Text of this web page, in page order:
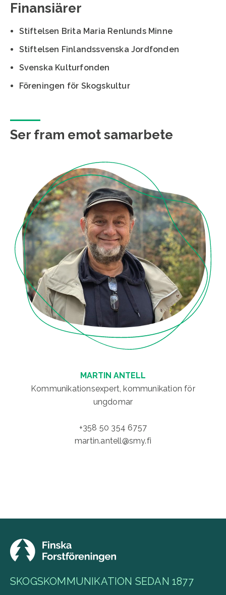
Finansiärer
Stiftelsen Brita Maria Renlunds Minne
Stiftelsen Finlandssvenska Jordfonden
Svenska Kulturfonden
Föreningen för Skogskultur
Ser fram emot samarbete
MARTIN ANTELL
Kommunikationsexpert, kommunikation för
ungdomar
+358 50 354 6757
martin.antell@smy.fi
SKOGSKOMMUNIKATION SEDAN 1877